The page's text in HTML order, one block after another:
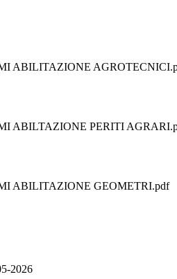
ABILITAZIONE
ABILTAZIONE PERITI
ABILITAZIONE GEOMETRI.pdf
2026